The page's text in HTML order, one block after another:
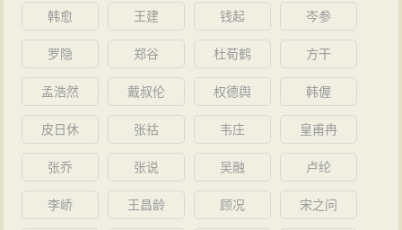
韩愈 王建 钱起 岑参
罗隐 郑谷 杜荀鹤 方干
孟浩然 戴叔伦 权德舆 韩偓
皮日休 张祜 韦庄 皇甫冉
张乔 张说 吴融 卢纶
李峤 王昌龄 顾况 宋之问